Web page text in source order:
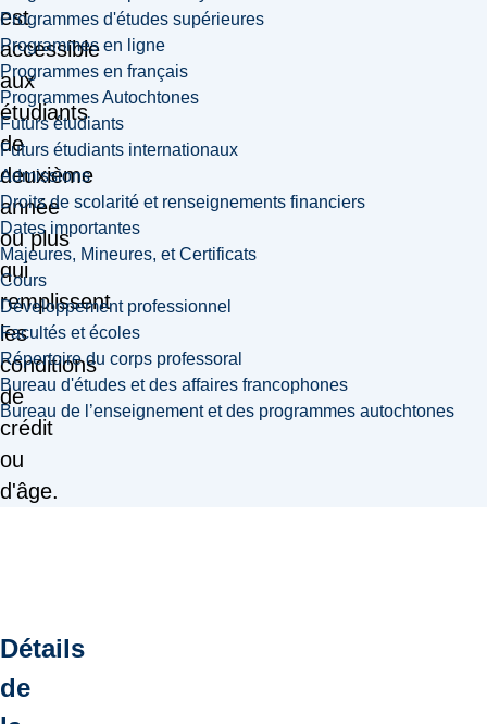
Programmes d'études supérieures
Programmes en ligne
Programmes en français
Programmes Autochtones
Futurs étudiants
Futurs étudiants internationaux
Admissions
Droits de scolarité et renseignements financiers
Dates importantes
Majeures, Mineures, et Certificats
Cours
Développement professionnel
Facultés et écoles
Répertoire du corps professoral
Bureau d'études et des affaires francophones
Bureau de l’enseignement et des programmes autochtones
est
accessible
aux
étudiants
de
deuxième
année
ou plus
qui
remplissent
les
conditions
de
crédit
ou
d'âge.
Détails
de